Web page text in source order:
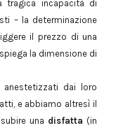
tragica incapacità di
– la determinazione
il prezzo di una
la dimensione di
dai loro
e abbiamo altresì il
una disfatta (in